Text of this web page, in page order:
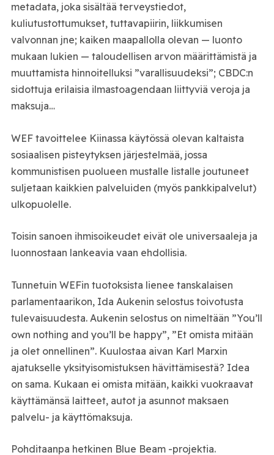
metadata, joka sisältää terveystiedot,
kuliutustottumukset, tuttavapiirin, liikkumisen
valvonnan jne; kaiken maapallolla olevan — luonto
mukaan lukien — taloudellisen arvon määrittämistä ja
muuttamista hinnoitelluksi ”varallisuudeksi”; CBDC:n
sidottuja erilaisia ilmastoagendaan liittyviä veroja ja
maksuja…
WEF tavoittelee Kiinassa käytössä olevan kaltaista
sosiaalisen pisteytyksen järjestelmää, jossa
kommunistisen puolueen mustalle listalle joutuneet
suljetaan kaikkien palveluiden (myös pankkipalvelut)
ulkopuolelle.
Toisin sanoen ihmisoikeudet eivät ole universaaleja ja
luonnostaan lankeavia vaan ehdollisia.
Tunnetuin WEFin tuotoksista lienee tanskalaisen
parlamentaarikon, Ida Aukenin selostus toivotusta
tulevaisuudesta. Aukenin selostus on nimeltään ”You’ll
own nothing and you’ll be happy”, ”Et omista mitään
ja olet onnellinen”. Kuulostaa aivan Karl Marxin
ajatukselle yksityisomistuksen hävittämisestä? Idea
on sama. Kukaan ei omista mitään, kaikki vuokraavat
käyttämänsä laitteet, autot ja asunnot maksaen
palvelu- ja käyttömaksuja.
Pohditaanpa hetkinen Blue Beam -projektia.